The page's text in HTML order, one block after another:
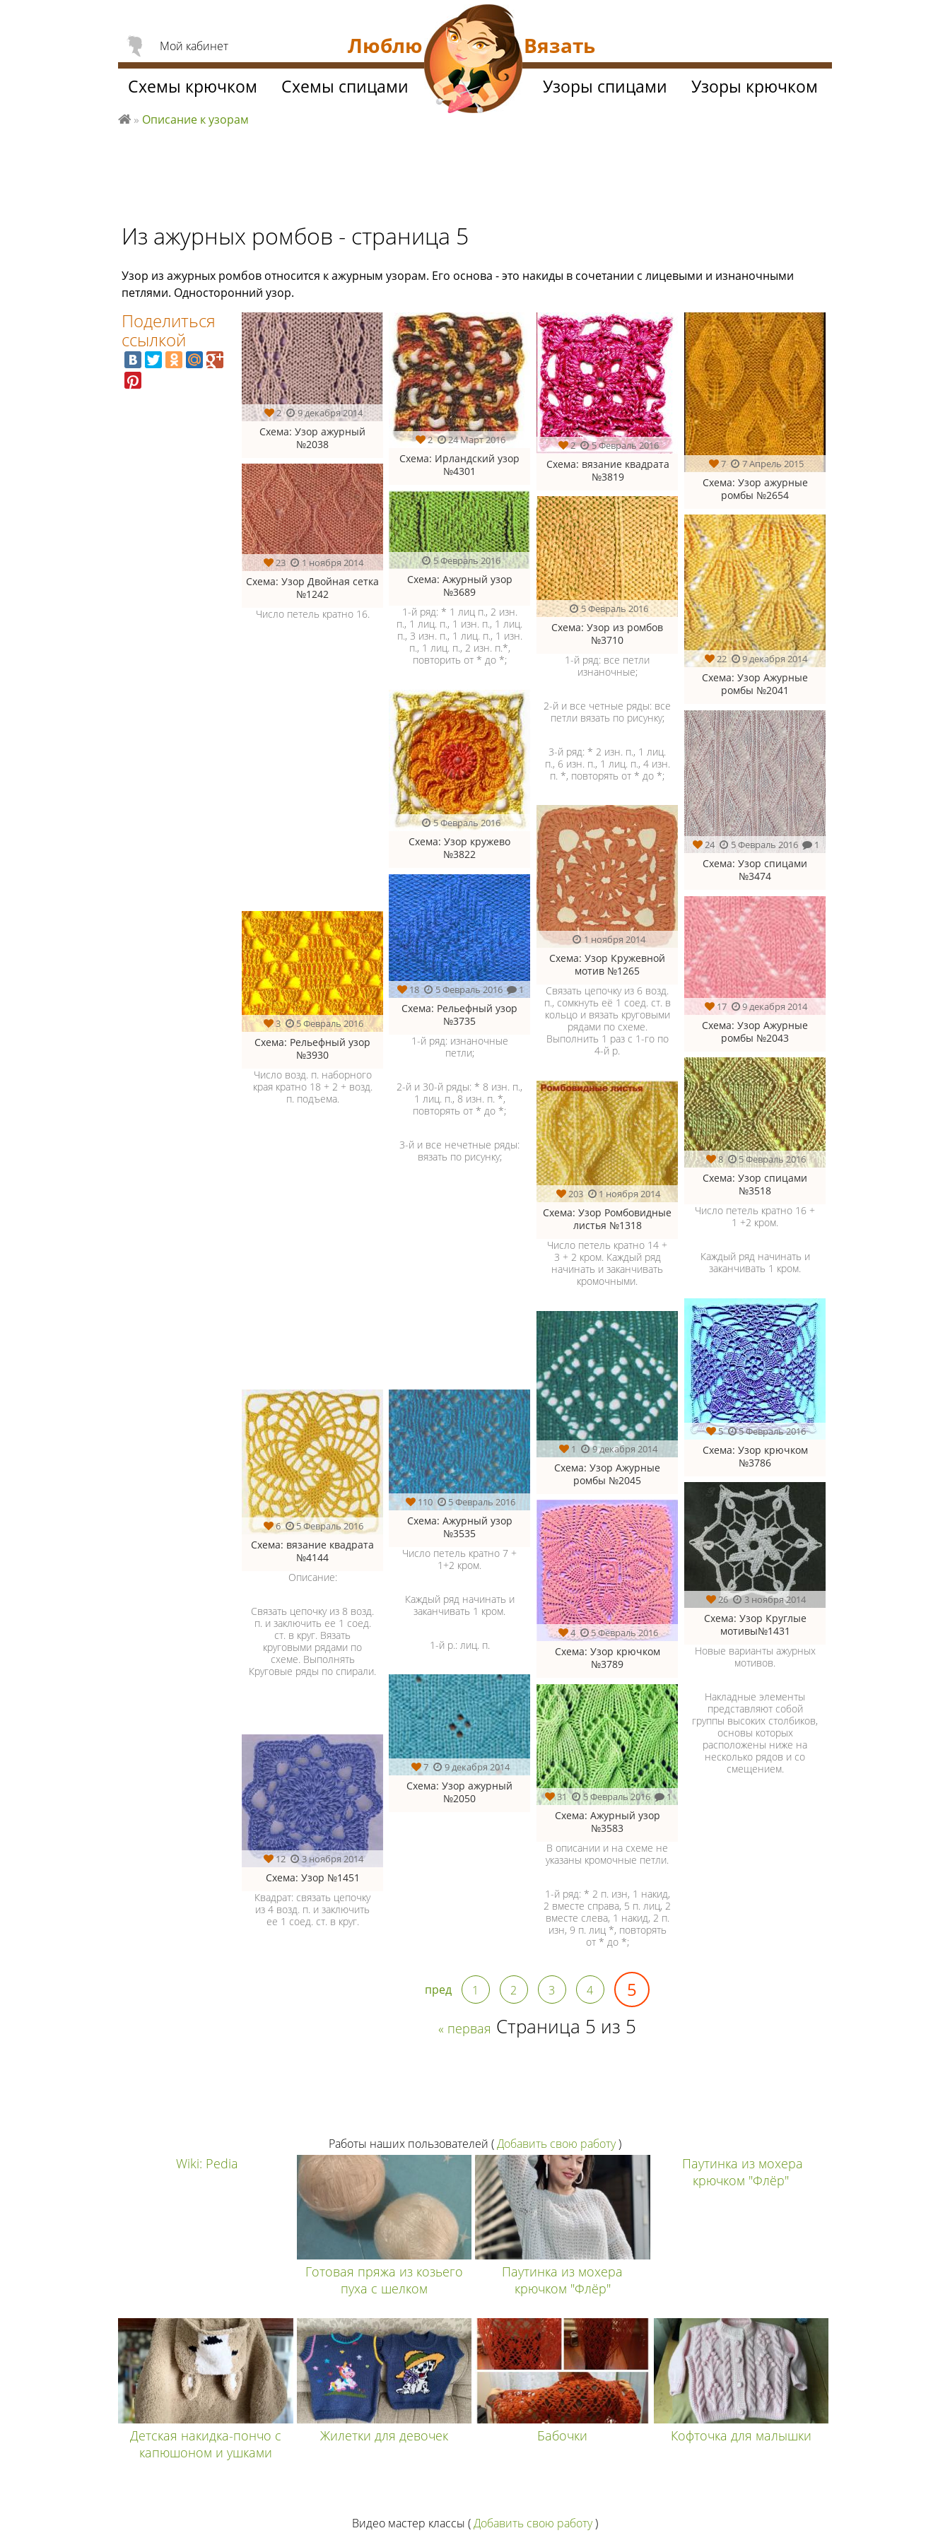
Из ажурных ромбов - страница 5
Узор из ажурных ромбов относится к ажурным узорам. Его основа - это накиды в сочетании с лицевыми и изнаночными
петлями. Односторонний узор.
2 9 декабря 2014
Схема: Узор ажурный
№2038
2 24 Март 2016
Схема: Ирландский узор
№4301
2 5 Февраль 2016
Схема: вязание квадрата
№3819
7 7 Апрель 2015
Схема: Узор ажурные
ромбы №2654
23 1 ноября 2014
Схема: Узор Двойная сетка
№1242
Число петель кратно 16.
5 Февраль 2016
Схема: Ажурный узор
№3689
1-й ряд: * 1 лиц п., 2 изн.
п., 1 лиц. п., 1 изн. п., 1 лиц.
п., 3 изн. п., 1 лиц. п., 1 изн.
п., 1 лиц. п., 2 изн. п.*,
повторить от * до *;
5 Февраль 2016
Схема: Узор из ромбов
№3710
1-й ряд: все петли
изнаночные;
2-й и все четные ряды: все
петли вязать по рисунку;
3-й ряд: * 2 изн. п., 1 лиц.
п., 6 изн. п., 1 лиц. п., 4 изн.
п. *, повторять от * до *;
22 9 декабря 2014
Схема: Узор Ажурные
ромбы №2041
5 Февраль 2016
Схема: Узор кружево
№3822
24 5 Февраль 2016 1
Схема: Узор спицами
№3474
1 ноября 2014
Схема: Узор Кружевной
мотив №1265
Связать цепочку из 6 возд.
п., сомкнуть её 1 соед. ст. в
кольцо и вязать круговыми
рядами по схеме.
Выполнить 1 раз с 1-го по
4-й р.
18 5 Февраль 2016 1
Схема: Рельефный узор
№3735
1-й ряд: изнаночные
петли;
2-й и 30-й ряды: * 8 изн. п.,
1 лиц. п., 8 изн. п. *,
повторять от * до *;
3-й и все нечетные ряды:
вязать по рисунку;
17 9 декабря 2014
Схема: Узор Ажурные
ромбы №2043
3 5 Февраль 2016
Схема: Рельефный узор
№3930
Число возд. п. наборного
края кратно 18 + 2 + возд.
п. подъема.
8 5 Февраль 2016
Схема: Узор спицами
№3518
Число петель кратно 16 +
1 +2 кром.
Каждый ряд начинать и
заканчивать 1 кром.
203 1 ноября 2014
Схема: Узор Ромбовидные
листья №1318
Число петель кратно 14 +
3 + 2 кром. Каждый ряд
начинать и заканчивать
кромочными.
5 5 Февраль 2016
Схема: Узор крючком
№3786
1 9 декабря 2014
Схема: Узор Ажурные
ромбы №2045
6 5 Февраль 2016
Схема: вязание квадрата
№4144
Описание:
Связать цепочку из 8 возд.
п. и заключить ее 1 соед.
ст. в круг. Вязать
круговыми рядами по
схеме. Выполнять
Круговые ряды по спирали.
110 5 Февраль 2016
Схема: Ажурный узор
№3535
Число петель кратно 7 +
1+2 кром.
Каждый ряд начинать и
заканчивать 1 кром.
1-й р.: лиц. п.
26 3 ноября 2014
Схема: Узор Круглые
мотивы№1431
Новые варианты ажурных
мотивов.
Накладные элементы
представляют собой
группы высоких столбиков,
основы которых
расположены ниже на
несколько рядов и со
смещением.
4 5 Февраль 2016
Схема: Узор крючком
№3789
7 9 декабря 2014
Схема: Узор ажурный
№2050
31 5 Февраль 2016 1
Схема: Ажурный узор
№3583
В описании и на схеме не
указаны кромочные петли.
1-й ряд: * 2 п. изн, 1 накид,
2 вместе справа, 5 п. лиц, 2
вместе слева, 1 накид, 2 п.
изн, 9 п. лиц *, повторять
от * до *;
12 3 ноября 2014
Схема: Узор №1451
Квадрат: связать цепочку
из 4 возд. п. и заключить
ее 1 соед. ст. в круг.
пред 1 2 3 4 5
« первая Страница 5 из 5
Поделиться
ссылкой
Мой кабинет
Схемы крючком Схемы спицами Узоры спицами Узоры крючком
за
» Описание к узорам
Люблю Вязать
Работы наших пользователей (Добавить свою работу)
Wiki: Pedia
Готовая пряжа из козьего
пуха с шелком
Паутинка из мохера
крючком "Флёр"
Паутинка из мохера
крючком "Флёр"
Детская накидка-пончо с
капюшоном и ушками
Жилетки для девочек Бабочки Кофточка для малышки
Видео мастер классы (Добавить свою работу)